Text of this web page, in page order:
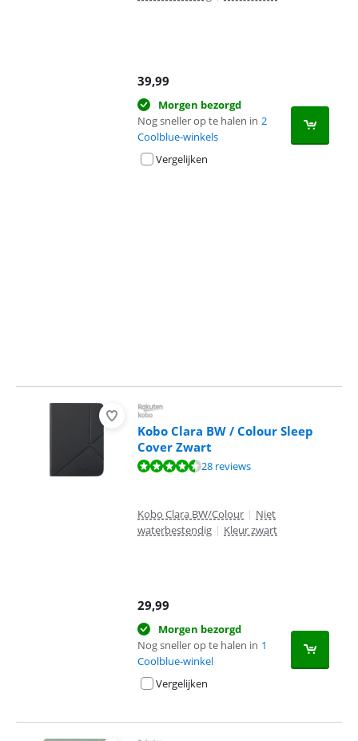
39,99
Morgen bezorgd
Nog sneller op te halen in 2
Coolblue-winkels
Vergelijken
Kobo Clara BW / Colour Sleep
Cover Zwart
Beoordeling is 8,6 van de 10, gebaseerd op 28 reviews.
28 reviews
Kobo Clara BW/Colour | Niet
waterbestendig | Kleur zwart
29,99
Morgen bezorgd
Nog sneller op te halen in 1
Coolblue-winkel
Vergelijken